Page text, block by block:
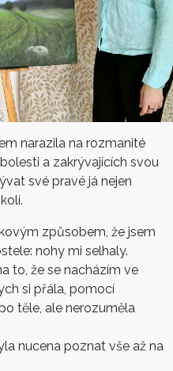
narazila na rozmanité
a zakrývajících svou
své pravé já nejen
způsobem, že jsem
nohy mi selhaly.
to, že se nacházím ve
si přála, pomocí
těle, ale nerozuměla
nucena poznat vše až na